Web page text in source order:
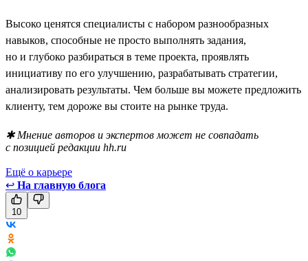
Высоко ценятся специалисты с набором разнообразных
навыков, способные не просто выполнять задания,
но и глубоко разбираться в теме проекта, проявлять
инициативу по его улучшению, разрабатывать стратегии,
анализировать результаты. Чем больше вы можете предложить
клиенту, тем дороже вы стоите на рынке труда.
✱ Мнение авторов и экспертов может не совпадать
с позицией редакции hh.ru
Ещё о карьере
↩ На главную блога
10